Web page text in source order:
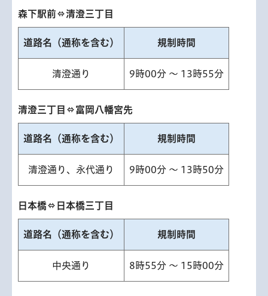
森下駅前⇔清澄三丁目
道路名（通称を含む） 規制時間
清澄通り 9時00分 ～ 13時55分
清澄三丁目⇔富岡八幡宮先
道路名（通称を含む） 規制時間
清澄通り、永代通り 9時00分 ～ 13時50分
日本橋⇔日本橋三丁目
道路名（通称を含む） 規制時間
中央通り 8時55分 ～ 15時00分